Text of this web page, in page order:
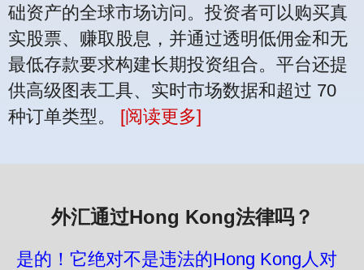
础资产的全球市场访问。投资者可以购买真
实股票、赚取股息，并通过透明低佣金和无
最低存款要求构建长期投资组合。平台还提
供高级图表工具、实时市场数据和超过 70
种订单类型。 [阅读更多]
外汇通过Hong Kong法律吗？
是的！它绝对不是违法的Hong Kong人对